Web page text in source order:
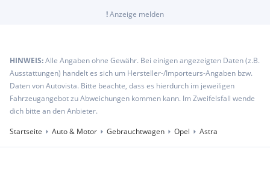
!Anzeige melden
HINWEIS:Alle Angaben ohne Gewähr. Bei einigen angezeigten Daten (z.B.
Ausstattungen) handelt es sich um Hersteller-/Importeurs-Angaben bzw.
Daten von Autovista. Bitte beachte, dass es hierdurch im jeweiligen
Fahrzeugangebot zu Abweichungen kommen kann. Im Zweifelsfall wende
dich bitte an den Anbieter.
Startseite
Auto & Motor Gebrauchtwagen Opel Astra